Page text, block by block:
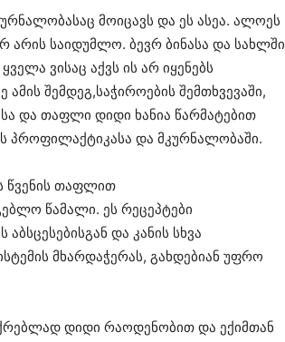
მოიცავს და ეს ასეა. ალოეს
არის საიდუმლო. ბევრ ბინასა და სახლში
ვისაც აქვს ის არ იყენებს
შემდეგ,საჭიროების შემთხვევაში,
და თაფლი დიდი ხანია წარმატებით
პროფილაქტიკასა და მკურნალობაში.
წვენის თაფლით
წამალი. ეს რეცეპტები
და კანის სხვა
მხარდაჭერას, გახდებიან უფრო
დიდი რაოდენობით და ექიმთან